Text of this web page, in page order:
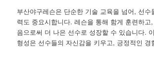
부산야구레슨은 단순한 기술 교육을 넘어, 선수
력도 중요시합니다. 레슨을 통해 함게 훈련하고
음으로써 더 나은 선수로 성장할 수 있습니다.
형성은 선수들의 자신감을 키우고, 긍정적인 경